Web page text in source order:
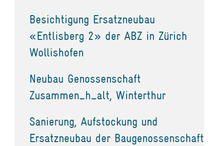
Besichtigung Ersatzneubau
«Entlisberg 2» der ABZ in Zürich
Wollishofen
Neubau Genossenschaft
Zusammen_h_alt, Winterthur
Sanierung, Aufstockung und
Ersatzneubau der Baugenossenschaft